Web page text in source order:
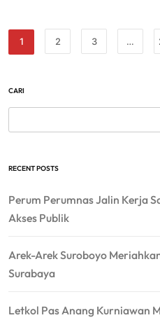
1 2 3 …
CARI
RECENT POSTS
Perum Perumnas Jalin Kerja
Akses Publik
Arek-Arek Suroboyo
Surabaya
Letkol Pas Anang Kurniawan